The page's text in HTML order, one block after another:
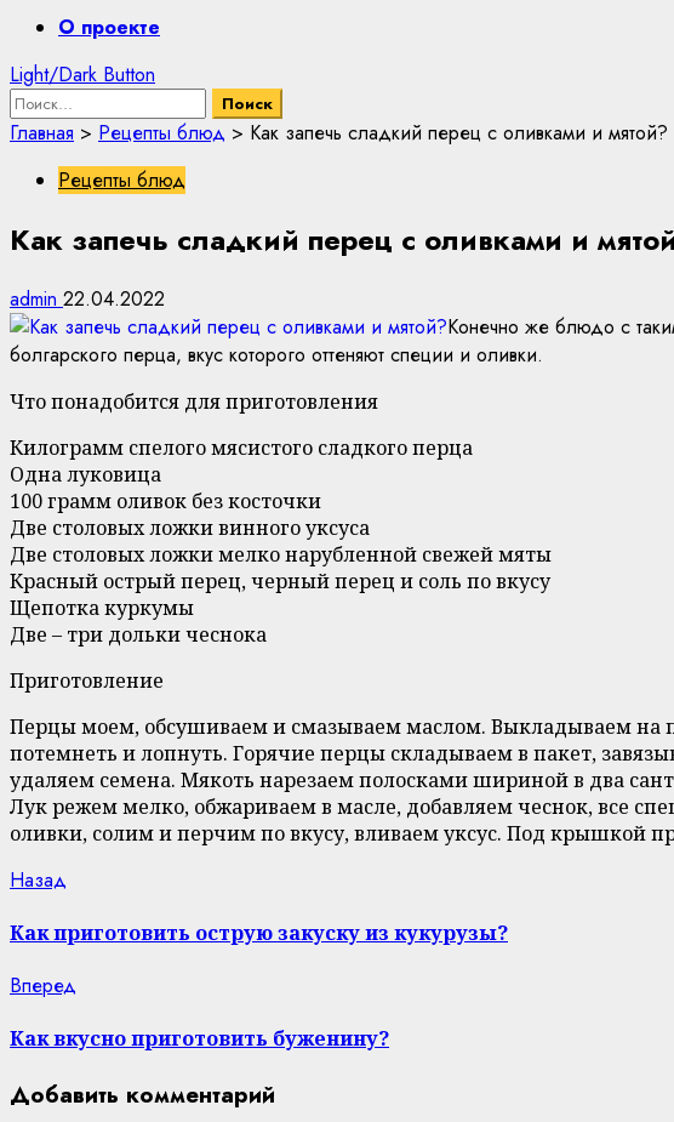
PrimaryО проекте
Light/Dark Button
Найти:
Главная > Рецепты блюд > Как запечь сладкий перец с оливками и мятой?
Рецепты блюд
Как запечь сладкий перец с оливками и
admin 22.04.2022
Конечно же блюдо с
болгарского перца, вкус которого оттеняют специи и оливки.
Что понадобится для приготовления
Килограмм спелого мясистого сладкого перца
Одна луковица
100 грамм оливок без косточки
Две столовых ложки винного уксуса
Две столовых ложки мелко нарубленной свежей мяты
Красный острый перец, черный перец и соль по вкусу
Щепотка куркумы
Две – три дольки чеснока
Приготовление
Перцы моем, обсушиваем и смазываем маслом. Выкладываем на
потемнеть и лопнуть. Горячие перцы складываем в пакет,
удаляем семена. Мякоть нарезаем полосками шириной в два
Лук режем мелко, обжариваем в масле, добавляем чеснок, все
оливки, солим и перчим по вкусу, вливаем уксус. Под крышкой
Continue
Reading
Назад
Как приготовить острую закуску из кукурузы?
Вперед
Как вкусно приготовить буженину?
Добавить комментарий